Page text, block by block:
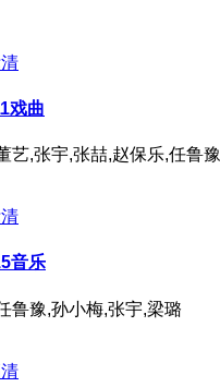
戏曲
艺,张宇,张喆,赵保乐,任鲁豫
音乐
鲁豫,孙小梅,张宇,梁璐